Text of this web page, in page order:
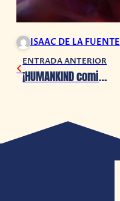
ISAAC DE LA FUENTE
ENTRADA ANTERIOR
¡HUMANKIND comienza su beta cerrada!